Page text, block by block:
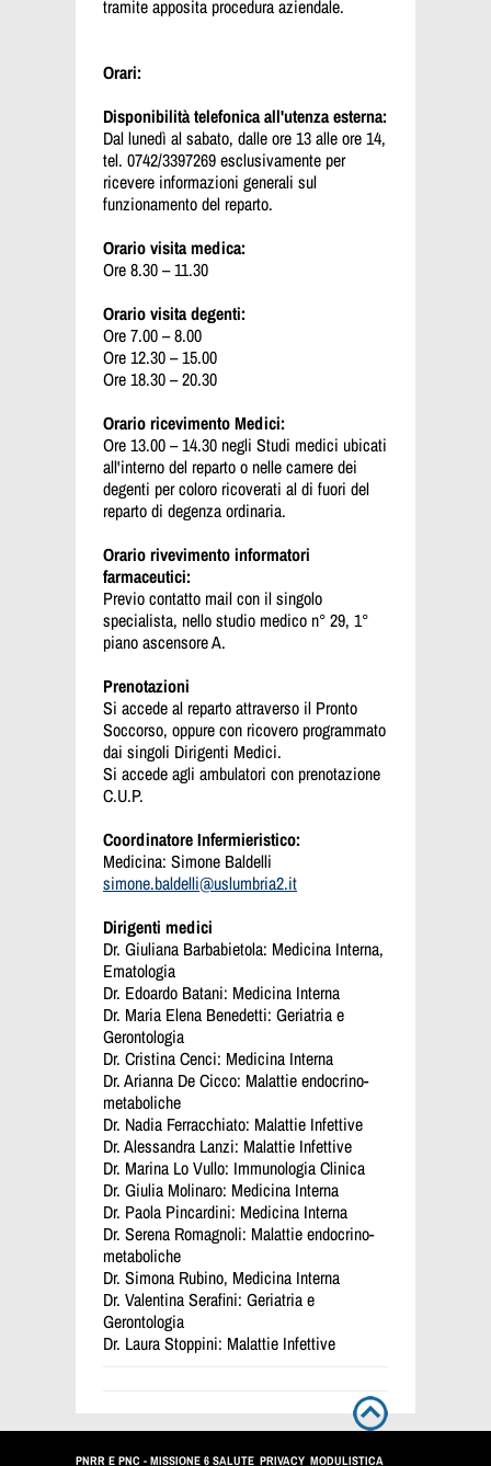
tramite apposita procedura aziendale.
Orari:
Disponibilità telefonica all'utenza esterna:
Dal lunedì al sabato, dalle ore 13 alle ore 14,
tel. 0742/3397269 esclusivamente per
ricevere informazioni generali sul
funzionamento del reparto.
Orario visita medica:
Ore 8.30 – 11.30
Orario visita degenti:
Ore 7.00 – 8.00
Ore 12.30 – 15.00
Ore 18.30 – 20.30
Orario ricevimento Medici:
Ore 13.00 – 14.30 negli Studi medici ubicati
all'interno del reparto o nelle camere dei
degenti per coloro ricoverati al di fuori del
reparto di degenza ordinaria.
Orario rivevimento informatori
farmaceutici:
Previo contatto mail con il singolo
specialista, nello studio medico n° 29, 1°
piano ascensore A.
Prenotazioni
Si accede al reparto attraverso il Pronto
Soccorso, oppure con ricovero programmato
dai singoli Dirigenti Medici.
Si accede agli ambulatori con prenotazione
C.U.P.
Coordinatore Infermieristico:
Medicina: Simone Baldelli
simone.baldelli@uslumbria2.it
Dirigenti medici
Dr. Giuliana Barbabietola: Medicina Interna,
Ematologia
Dr. Edoardo Batani: Medicina Interna
Dr. Maria Elena Benedetti: Geriatria e
Gerontologia
Dr. Cristina Cenci: Medicina Interna
Dr. Arianna De Cicco: Malattie endocrino-
metaboliche
Dr. Nadia Ferracchiato: Malattie Infettive
Dr. Alessandra Lanzi: Malattie Infettive
Dr. Marina Lo Vullo: Immunologia Clinica
Dr. Giulia Molinaro: Medicina Interna
Dr. Paola Pincardini: Medicina Interna
Dr. Serena Romagnoli: Malattie endocrino-
metaboliche
Dr. Simona Rubino, Medicina Interna
Dr. Valentina Serafini: Geriatria e
Gerontologia
Dr. Laura Stoppini: Malattie Infettive
PNRR E PNC - MISSIONE 6 SALUTE PRIVACY MODULISTICA